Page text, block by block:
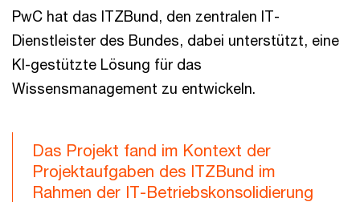
PwC hat das ITZBund, den zentralen IT-
Dienstleister des Bundes, dabei unterstützt, eine
KI-gestützte Lösung für das
Wissensmanagement zu entwickeln.
Das Projekt fand im Kontext der
Projektaufgaben des ITZBund im
Rahmen der IT-Betriebskonsolidierung